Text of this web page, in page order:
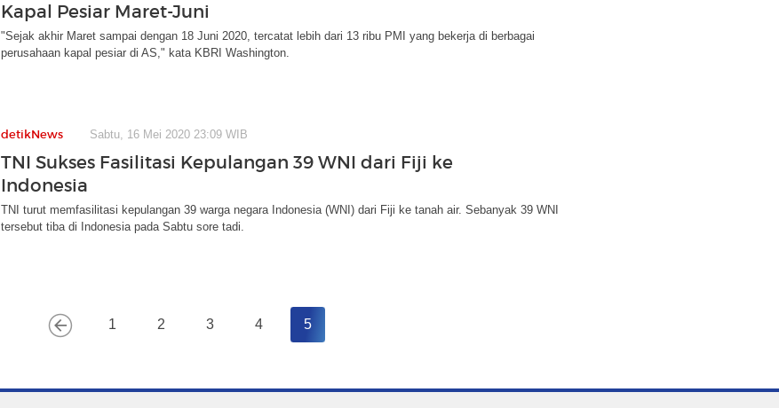
Kapal Pesiar Maret-Juni
"Sejak akhir Maret sampai dengan 18 Juni 2020, tercatat lebih dari 13 ribu PMI yang bekerja di berbagai
perusahaan kapal pesiar di AS," kata KBRI Washington.
detikNews Sabtu, 16 Mei 2020 23:09 WIB
TNI Sukses Fasilitasi Kepulangan 39 WNI dari Fiji ke
Indonesia
TNI turut memfasilitasi kepulangan 39 warga negara Indonesia (WNI) dari Fiji ke tanah air. Sebanyak 39 WNI
tersebut tiba di Indonesia pada Sabtu sore tadi.
1 2 3 4 5